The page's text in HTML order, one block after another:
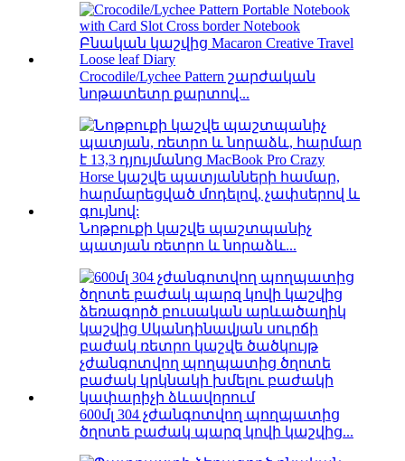
Crocodile/Lychee Pattern շարժական
նոթատետր քարտով...
Նոթբուքի կաշվե պաշտպանիչ
պատյան ռետրո և նորաձև...
600մլ 304 չժանգոտվող պողպատից
ծղոտե բաժակ պարզ կովի կաշվից...